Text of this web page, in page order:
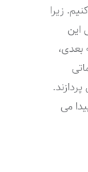
ارائه کنیم. زیرا
این
می